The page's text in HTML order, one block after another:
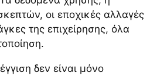
οι εποχικές αλλαγές
της επιχείρησης, όλα
δεν είναι μόνο